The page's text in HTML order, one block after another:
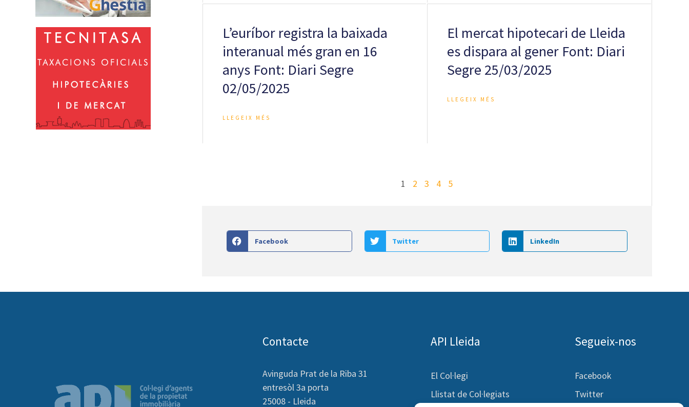
L’euríbor registra la baixada
interanual més gran en 16
anys Font: Diari Segre
02/05/2025
LLEGEIX MÉS
El mercat hipotecari de Lleida
es dispara al gener Font: Diari
Segre 25/03/2025
LLEGEIX MÉS
1 2 3 4 5
Facebook Twitter LinkedIn
Contacte
Avinguda Prat de la Riba 31
entresòl 3a porta
25008 - Lleida
API Lleida
El Col·legi
Llistat de Col·legiats
Segueix-nos
Facebook
Twitter